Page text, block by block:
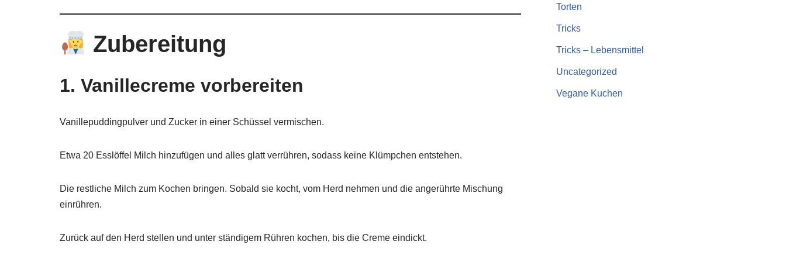
Zubereitung
1. Vanillecreme vorbereiten
Vanillepuddingpulver und Zucker in einer Schüssel vermischen.
Etwa 20 Esslöffel Milch hinzufügen und alles glatt verrühren, sodass keine Klümpchen entstehen.
Die restliche Milch zum Kochen bringen. Sobald sie kocht, vom Herd nehmen und die angerührte Mischung
einrühren.
Zurück auf den Herd stellen und unter ständigem Rühren kochen, bis die Creme eindickt.
Torten
Tricks
Tricks – Lebensmittel
Uncategorized
Vegane Kuchen